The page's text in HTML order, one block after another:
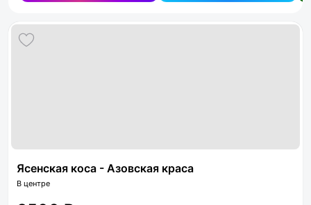
Ясенская коса - Азовская краса
В центре